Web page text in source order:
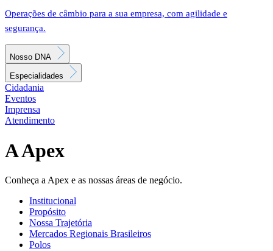
Operações de câmbio para a sua empresa, com agilidade e
segurança.
Nosso DNA
Especialidades
Cidadania
Eventos
Imprensa
Atendimento
A Apex
Conheça a Apex e as nossas áreas de negócio.
Institucional
Propósito
Nossa Trajetória
Mercados Regionais Brasileiros
Polos